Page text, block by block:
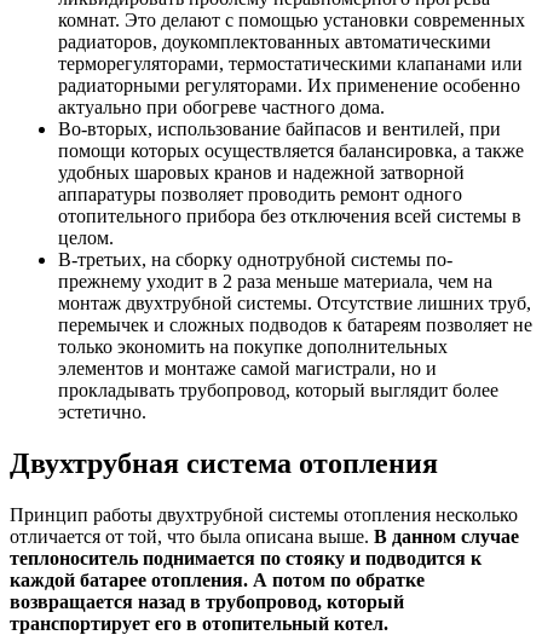
комнат. Это делают с помощью установки современных
радиаторов, доукомплектованных автоматическими
терморегуляторами, термостатическими клапанами или
радиаторными регуляторами. Их применение особенно
актуально при обогреве частного дома.
Во-вторых, использование байпасов и вентилей, при
помощи которых осуществляется балансировка, а также
удобных шаровых кранов и надежной затворной
аппаратуры позволяет проводить ремонт одного
отопительного прибора без отключения всей системы в
целом.
В-третьих, на сборку однотрубной системы по-
прежнему уходит в 2 раза меньше материала, чем на
монтаж двухтрубной системы. Отсутствие лишних труб,
перемычек и сложных подводов к батареям позволяет не
только экономить на покупке дополнительных
элементов и монтаже самой магистрали, но и
прокладывать трубопровод, который выглядит более
эстетично.
Двухтрубная система отопления
Принцип работы двухтрубной системы отопления несколько
отличается от той, что была описана выше. В данном случае
теплоноситель поднимается по стояку и подводится к
каждой батарее отопления. А потом по обратке
возвращается назад в трубопровод, который
транспортирует его в отопительный котел.